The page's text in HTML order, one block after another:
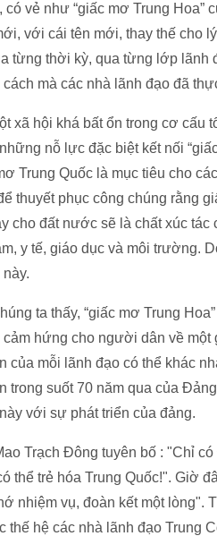
có vẻ như “giấc mơ Trung
với cái tên mới, thay thế cho
từng thời kỳ, qua từng lớp
cách mà các nhà lãnh đạo đã
xã hội khá bất ổn trong cơ cấu
nỗ lực đặc biệt kết nối
Trung Quốc là mục tiêu cho
thuyết phục công chúng rằng
cho đất nước sẽ là chất xúc
y tế, giáo dục và môi trường.
ta thấy, “giấc mơ Trung
cảm hứng cho người dân về
của mỗi lãnh đạo có thể khác
trong suốt 70 năm qua của
với sự phát triển của đảng.
Trạch Đông tuyên bố : "Chỉ
thể trẻ hóa Trung Quốc!". Giờ
nhiệm vụ, đoàn kết một lòng".
thế hệ các nhà lãnh đạo Trung